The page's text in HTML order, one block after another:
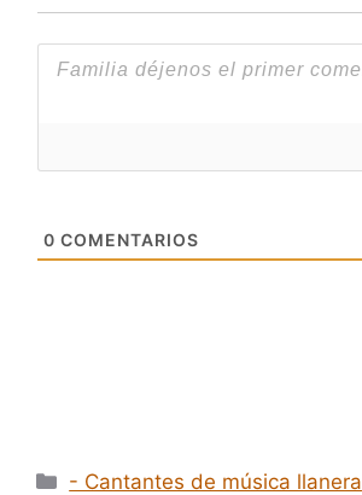
0 COMENTARIOS
Categorías
- Cantantes de música llanera